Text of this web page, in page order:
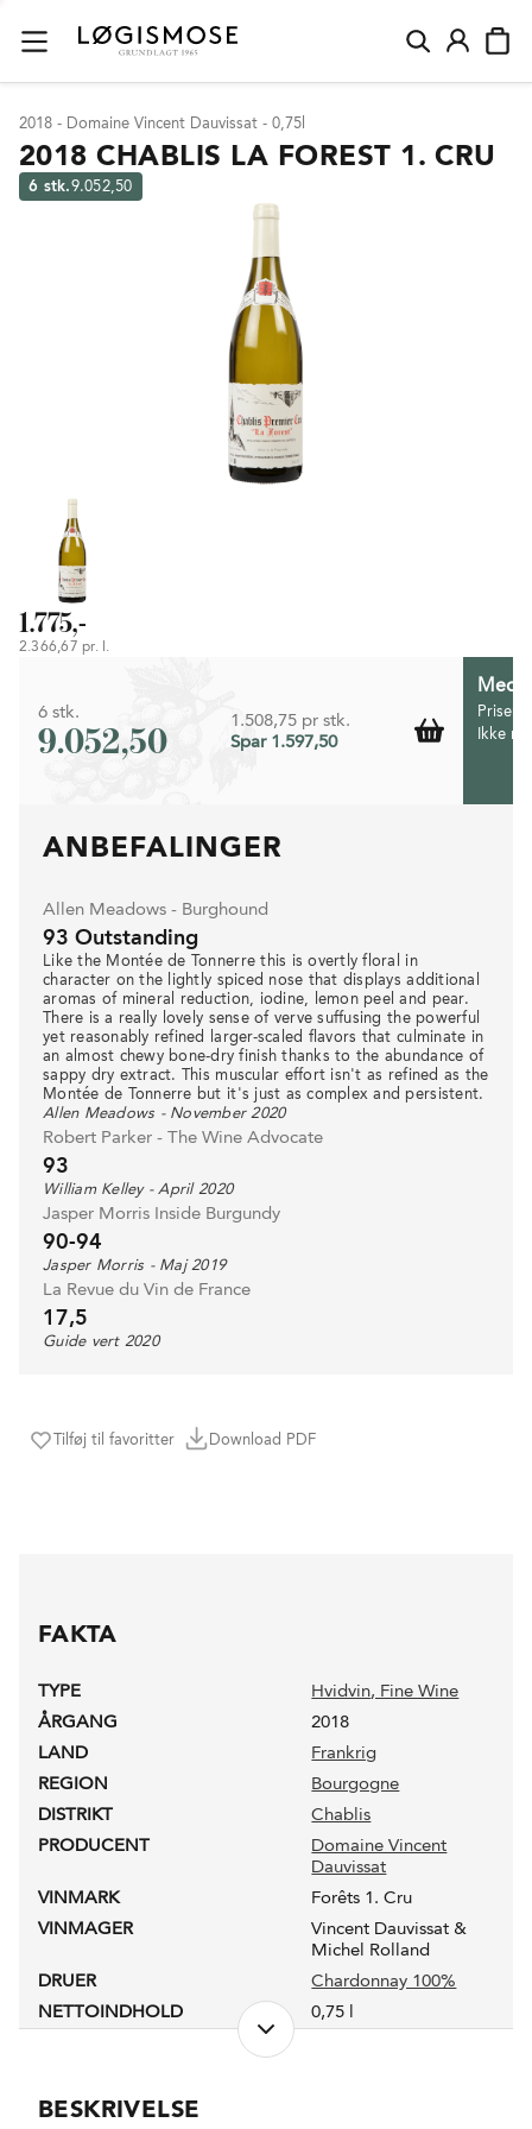
Tilføj til favoritter Download PDF
2018 - Domaine Vincent Dauvissat - 0,75l
2018 CHABLIS LA FOREST 1. CRU
6 stk.9.052,50
1.775,-
2.366,67 pr. l.
6 stk.
9.052,50
1.508,75 pr stk.
Spar 1.597,50
Prisen
Ikke
ANBEFALINGER
Allen Meadows - Burghound
93 Outstanding
Like the Montée de Tonnerre this is overtly floral in
character on the lightly spiced nose that displays additional
aromas of mineral reduction, iodine, lemon peel and pear.
There is a really lovely sense of verve suffusing the powerful
yet reasonably refined larger-scaled flavors that culminate in
an almost chewy bone-dry finish thanks to the abundance of
sappy dry extract. This muscular effort isn't as refined as the
Montée de Tonnerre but it's just as complex and persistent.
Allen Meadows - November 2020
Robert Parker - The Wine Advocate
93
William Kelley - April 2020
Jasper Morris Inside Burgundy
90-94
Jasper Morris - Maj 2019
La Revue du Vin de France
17,5
Guide vert 2020
FAKTA
TYPE Hvidvin, Fine Wine
ÅRGANG
2018
LAND
Frankrig
REGION
Bourgogne
DISTRIKT
Chablis
PRODUCENT
Domaine Vincent
Dauvissat
VINMARK
Forêts 1. Cru
VINMAGER
Vincent Dauvissat &
Michel Rolland
DRUER
Chardonnay 100%
NETTOINDHOLD
0,75 l
ALKOHOLPROCENT
BESKRIVELSE